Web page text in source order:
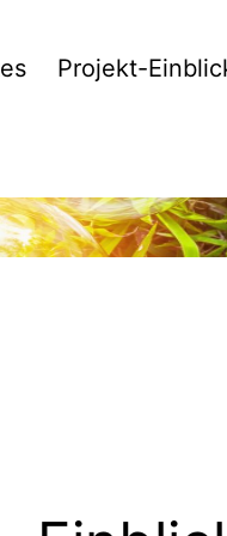
Projekt-